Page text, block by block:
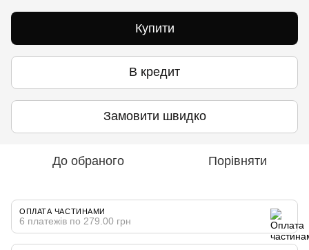
Купити
В кредит
Замовити швидко
До обраного Порівняти
ОПЛАТА ЧАСТИНАМИ
6 платежів по 279.00 грн